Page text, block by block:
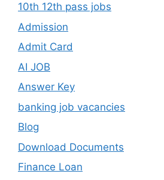
10th 12th pass jobs
Admission
Admit Card
AI JOB
Answer Key
banking job vacancies
Blog
Download Documents
Finance Loan